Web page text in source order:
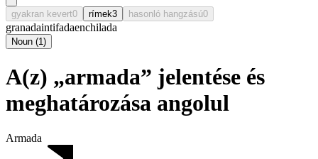
gyakran kevert0 rímek3 hasonló hangzású0
granadaintifadaenchilada
Noun (1)
A(z) „armada” jelentése és
meghatározása angolul
Armada